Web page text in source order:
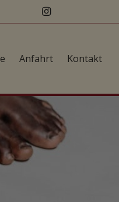
Anfahrt Kontakt